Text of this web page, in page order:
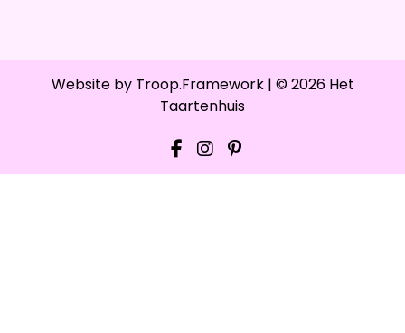
Website by Troop.Framework| © 2026 Het
Taartenhuis